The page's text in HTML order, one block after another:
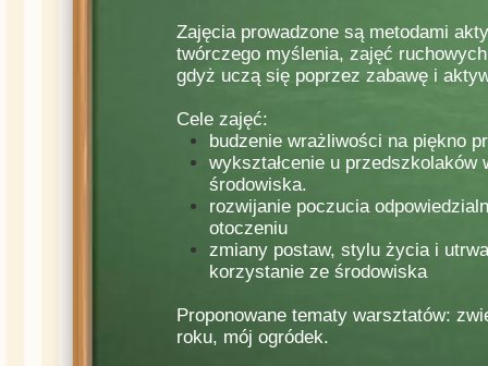
Zajęcia prowadzone są metodami
twórczego myślenia, zajęć
gdyż uczą się poprzez zabawę i
Cele zajęć:
budzenie wrażliwości na piękno
wykształcenie u przedszkolaków
środowiska.
rozwijanie poczucia
otoczeniu
zmiany postaw, stylu życia i
korzystanie ze środowiska
Proponowane tematy warsztatów:
roku, mój ogródek.